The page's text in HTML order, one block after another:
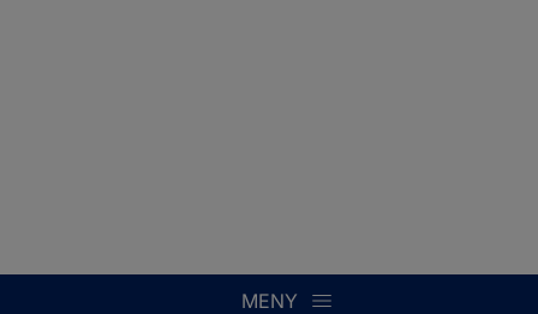
MENY